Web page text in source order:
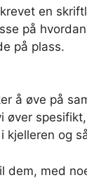
en
på
på plass.
å øve på
øver
kjelleren og
dem, med